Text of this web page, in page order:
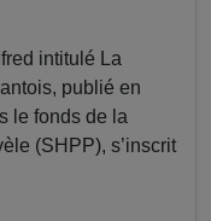
intitulé La
publié en
le fonds de la
(SHPP), s’inscrit